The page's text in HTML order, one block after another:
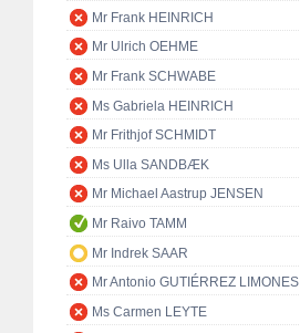
Mr Frank HEINRICH
Mr Ulrich OEHME
Mr Frank SCHWABE
Ms Gabriela HEINRICH
Mr Frithjof SCHMIDT
Ms Ulla SANDBÆK
Mr Michael Aastrup JENSEN
Mr Raivo TAMM
Mr Indrek SAAR
Mr Antonio GUTIÉRREZ LIMONES
Ms Carmen LEYTE